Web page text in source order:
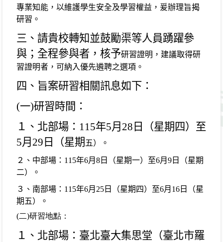
專業知能，以維護學生安全及學習權益，爰辦理旨揭
研習。
三、請貴校轉知並鼓勵渠等人員踴躍參
與；全程參與者，核予研習證明，建議取得研
習證明者，可納入優先遴聘之選項。
四、旨案研習相關訊息如下：
(一)研習時間：
１、北部場： 115年5月 28 日（星期四）至
5月 29 日（星期 五）。
２、中部場： 115年6月8 日（星期一）至6月9 日（星期
二）。
３、南部場： 115年6月 25 日（星期四）至6月 16 日（星
期 五）。
(二)研習地點：
１、北部場：臺北臺大集思堂（臺北市羅